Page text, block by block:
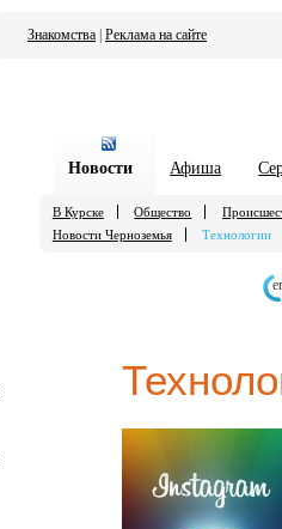
Знакомства Реклама на сайте
Новости Афиша
В Курске Общество
Новости Черноземья
Технологии